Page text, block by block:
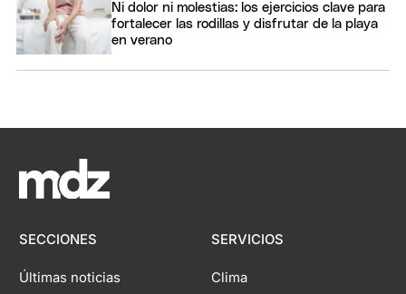
Ni dolor ni molestias: los ejercicios clave para
fortalecer las rodillas y disfrutar de la playa
en verano
SECCIONES
Últimas noticias
SERVICIOS
Clima